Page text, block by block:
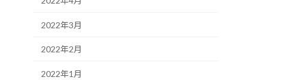
2022年3月
2022年2月
2022年1月